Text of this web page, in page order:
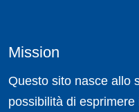
Mission
Questo sito nasce allo
possibilità di